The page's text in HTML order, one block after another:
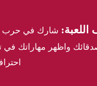
شارك في حرب
واظهر مهاراتك في